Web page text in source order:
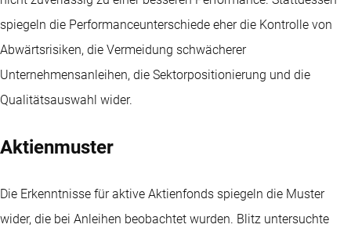
spiegeln die Performanceunterschiede eher die Kontrolle von
Abwärtsrisiken, die Vermeidung schwächerer
Unternehmensanleihen, die Sektorpositionierung und die
Qualitätsauswahl wider.
Aktienmuster
Die Erkenntnisse für aktive Aktienfonds spiegeln die Muster
wider, die bei Anleihen beobachtet wurden. Blitz untersuchte